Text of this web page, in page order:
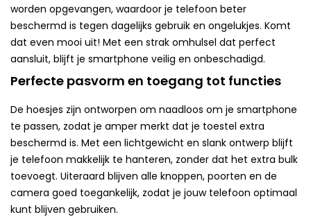
worden opgevangen, waardoor je telefoon beter
beschermd is tegen dagelijks gebruik en ongelukjes. Komt
dat even mooi uit! Met een strak omhulsel dat perfect
aansluit, blijft je smartphone veilig en onbeschadigd.
Perfecte pasvorm en toegang tot functies
De hoesjes zijn ontworpen om naadloos om je smartphone
te passen, zodat je amper merkt dat je toestel extra
beschermd is. Met een lichtgewicht en slank ontwerp blijft
je telefoon makkelijk te hanteren, zonder dat het extra bulk
toevoegt. Uiteraard blijven alle knoppen, poorten en de
camera goed toegankelijk, zodat je jouw telefoon optimaal
kunt blijven gebruiken.